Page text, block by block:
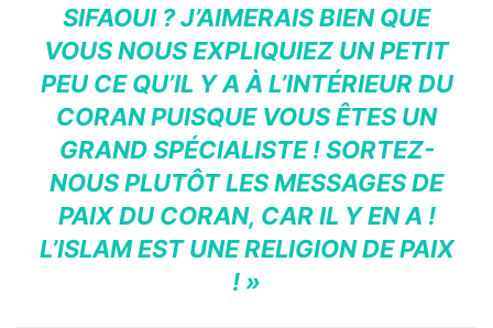
SIFAOUI ? J’AIMERAIS BIEN QUE
VOUS NOUS EXPLIQUIEZ UN PETIT
PEU CE QU’IL Y A À L’INTÉRIEUR DU
CORAN PUISQUE VOUS ÊTES UN
GRAND SPÉCIALISTE ! SORTEZ-
NOUS PLUTÔT LES MESSAGES DE
PAIX DU CORAN, CAR IL Y EN A !
L’ISLAM EST UNE RELIGION DE PAIX
! »